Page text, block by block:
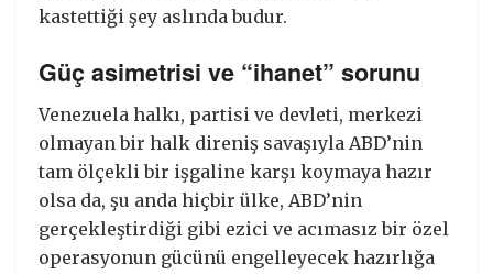
kastettiği şey aslında budur.
Güç asimetrisi ve “ihanet” sorunu
Venezuela halkı, partisi ve devleti, merkezi
olmayan bir halk direniş savaşıyla ABD’nin
tam ölçekli bir işgaline karşı koymaya hazır
olsa da, şu anda hiçbir ülke, ABD’nin
gerçekleştirdiği gibi ezici ve acımasız bir özel
operasyonun gücünü engelleyecek hazırlığa